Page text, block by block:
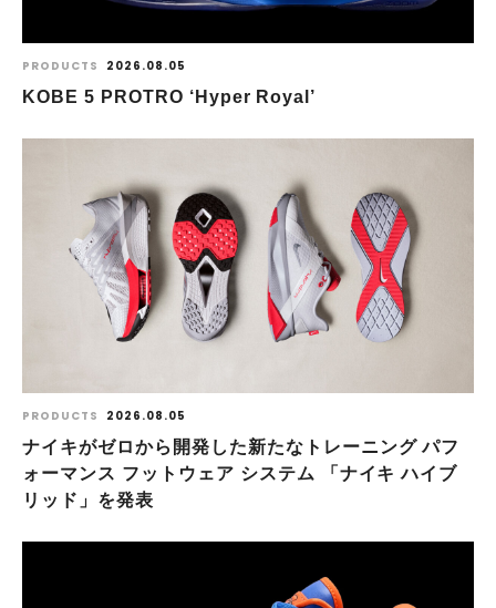
PRODUCTS 2026.08.05
KOBE 5 PROTRO ‘Hyper Royal’
PRODUCTS 2026.08.05
ナイキがゼロから開発した新たなトレーニング パフ
ォーマンス フットウェア システム 「ナイキ ハイブ
リッド」を発表